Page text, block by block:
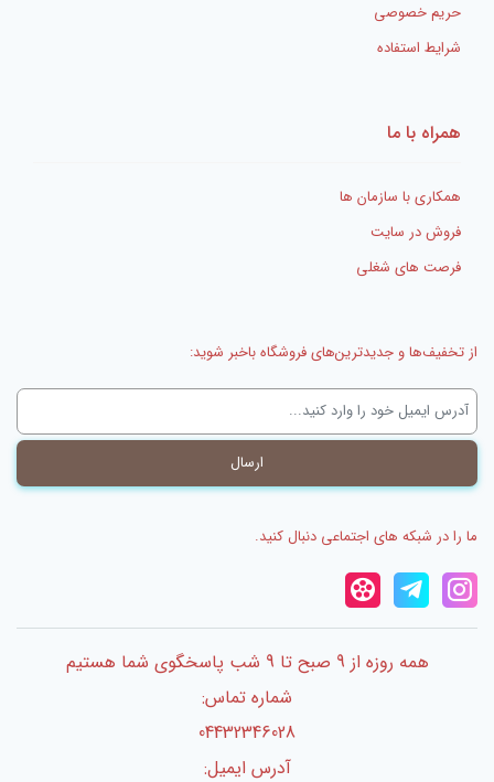
حریم خصوصی
شرایط استفاده
همراه با ما
همکاری با سازمان ها
فروش در سایت
فرصت های شغلی
از تخفیف‌ها و جدیدترین‌های فروشگاه باخبر شوید:
ما را در شبکه های اجتماعی دنبال کنید.
همه روزه از 9 صبح تا 9 شب پاسخگوی شما هستیم
شماره تماس:
04432346028
آدرس ایمیل: